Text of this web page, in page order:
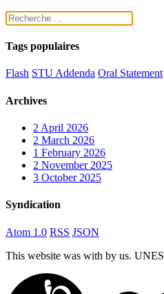
Tags populaires
Flash STU Addenda Oral Statement
Archives
2 April 2026
2 March 2026
1 February 2026
2 November 2025
3 October 2025
Syndication
Atom 1.0 RSS JSON
This website was with by us.